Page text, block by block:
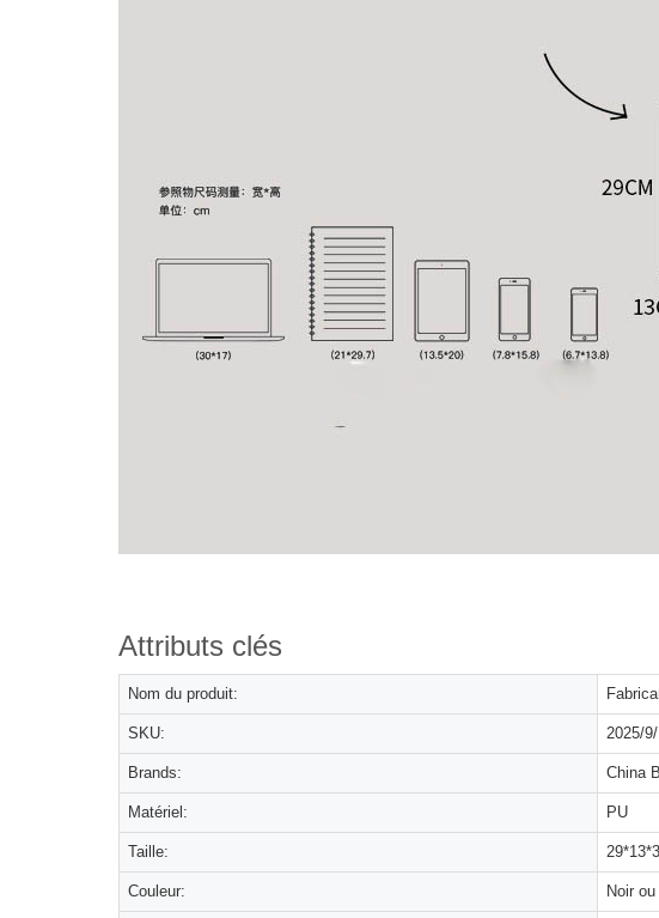
Attributs clés
Nom du produit:
SKU: 2025/
Brands: China
Matériel: PU
Taille:
Couleur: Noir